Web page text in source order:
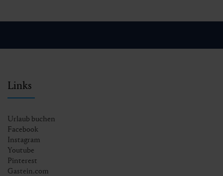
Links
Urlaub buchen
Facebook
Instagram
Youtube
Pinterest
Gastein.com